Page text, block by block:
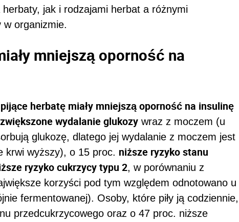
jak i rodzajami herbat a różnymi
w organizmie.
mniejszą oporność na
herbatę miały mniejszą oporność na insulinę
zwiększone wydalanie glukozy wraz z moczem (u
glukozę, dlatego jej wydalanie z moczem jest
krwi wyższy), o 15 proc. niższe ryzyko stanu
ryzyko cukrzycy typu 2, w porównaniu z
korzyści pod tym względem odnotowano u
fermentowanej). Osoby, które piły ją codziennie,
przedcukrzycowego oraz o 47 proc. niższe